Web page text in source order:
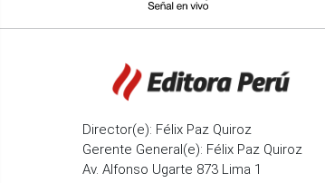
Director(e): Félix Paz Quiroz
Gerente General(e): Félix Paz Quiroz
Av. Alfonso Ugarte 873 Lima 1